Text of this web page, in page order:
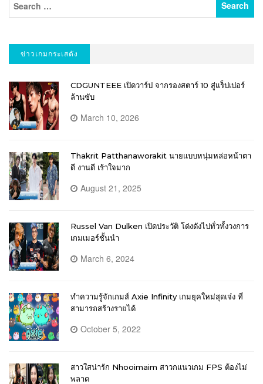
ข่าวเกมกระเสดัง
CDGUNTEEE เปิดวาร์ป จากรองสตาร์ 10 สู่แร็ปเปอร์
ล้านซับ
March 10, 2026
Thakrit Patthanaworakit นายแบบหนุ่มหล่อหน้าตา
ดี งานดี เร้าใจมาก
August 21, 2025
Russel Van Dulken เปิดประวัติ โด่งดังไปทั่วทั้งวงการ
เกมเมอร์ชั้นนำ
March 6, 2024
ทำความรู้จักเกมส์ Axie Infinity เกมยุคใหม่สุดเจ๋ง ที่
สามารถสร้างรายได้
October 5, 2022
สาวใสน่ารัก Nhooimaim สาวกแนวเกม FPS ต้องไม่
พลาด